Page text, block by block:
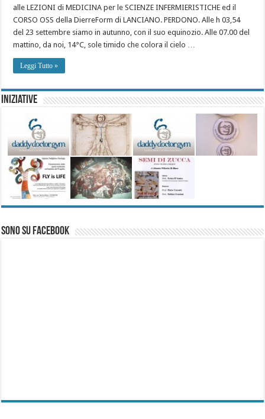
alle LEZIONI di MEDICINA per le SCIENZE INFERMIERISTICHE ed il
CORSO OSS della DierreForm di LANCIANO. PERDONO. Alle h 03,54
del 23 settembre siamo in autunno, con il suo equinozio. Alle 07.00 del
mattino, da noi, 14°C, sole timido che colora il cielo …
Leggi Tutto »
Iniziative
Sono su Facebook